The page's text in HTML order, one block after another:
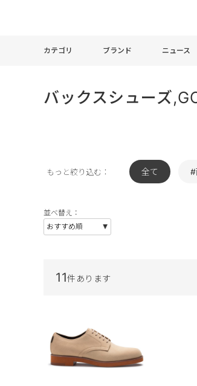
カテゴリ ブランド ニュース
バックスシューズ
もっと絞り込む： 全て #
並べ替え：
11件あります